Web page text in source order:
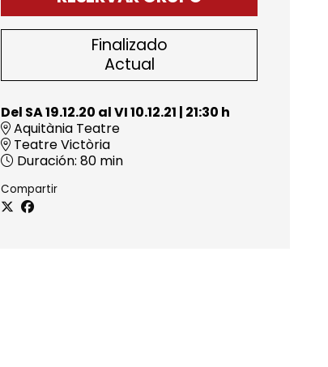
Finalizado
Actual
Del SA 19.12.20 al VI 10.12.21 | 21:30 h
Aquitània Teatre
Teatre Victòria
Duración: 80 min
Compartir